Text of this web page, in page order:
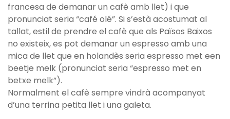
francesa de demanar un cafè amb llet) i que
pronunciat seria “café olé”. Si s’està acostumat al
tallat, estil de prendre el cafè que als Països Baixos
no existeix, es pot demanar un espresso amb una
mica de llet que en holandès seria espresso met een
beetje melk (pronunciat seria “espresso met en
betxe melk”).
Normalment el cafè sempre vindrà acompanyat
d’una terrina petita llet i una galeta.